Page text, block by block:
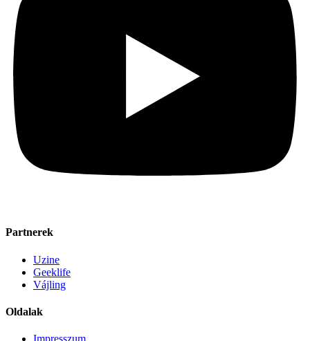
Partnerek
Uzine
Geeklife
Vájling
Oldalak